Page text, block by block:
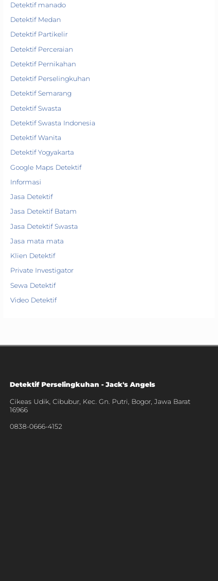
Detektif manado
Detektif Medan
Detektif Partikelir
Detektif Perceraian
Detektif Pernikahan
Detektif Perselingkuhan
Detektif Semarang
Detektif Swasta
Detektif Swasta Indonesia
Detektif Wanita
Detektif Yogyakarta
Google Maps Detektif
Informasi
Jasa Detektif
Jasa Detektif Batam
Jasa Detektif Swasta
Jasa mata mata
Klien Detektif
Private Investigator
Sewa Detektif
Video Detektif
Detektif Perselingkuhan - Jack's Angels
Cikeas Udik, Cibubur, Kec. Gn. Putri, Bogor, Jawa Barat
16966
0838-0666-4152